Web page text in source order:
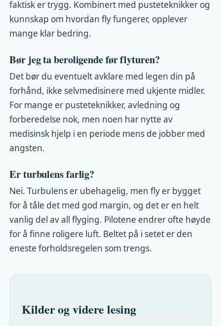
faktisk er trygg. Kombinert med pusteteknikker og
kunnskap om hvordan fly fungerer, opplever
mange klar bedring.
Bør jeg ta beroligende før flyturen?
Det bør du eventuelt avklare med legen din på
forhånd, ikke selvmedisinere med ukjente midler.
For mange er pusteteknikker, avledning og
forberedelse nok, men noen har nytte av
medisinsk hjelp i en periode mens de jobber med
angsten.
Er turbulens farlig?
Nei. Turbulens er ubehagelig, men fly er bygget
for å tåle det med god margin, og det er en helt
vanlig del av all flyging. Pilotene endrer ofte høyde
for å finne roligere luft. Beltet på i setet er den
eneste forholdsregelen som trengs.
Kilder og videre lesing